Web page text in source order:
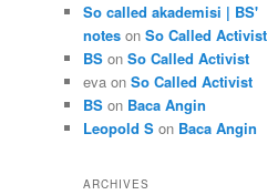
So called akademisi | BS'
notes on So Called Activist
BS on So Called Activist
eva on So Called Activist
BS on Baca Angin
Leopold S on Baca Angin
ARCHIVES